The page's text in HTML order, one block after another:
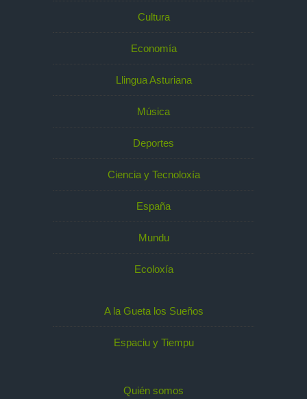
Cultura
Economía
Llingua Asturiana
Música
Deportes
Ciencia y Tecnoloxía
España
Mundu
Ecoloxía
A la Gueta los Sueños
Espaciu y Tiempu
Quién somos